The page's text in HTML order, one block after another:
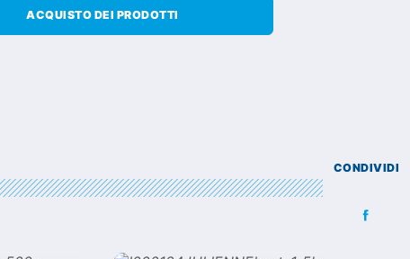
ACQUISTO DEI PRODOTTI
CONDIVIDI